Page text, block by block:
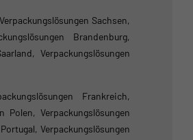
Sachsen,
Brandenburg,
Verpackungslösungen
Frankreich,
Polen, Verpackungslösungen
Verpackungslösungen